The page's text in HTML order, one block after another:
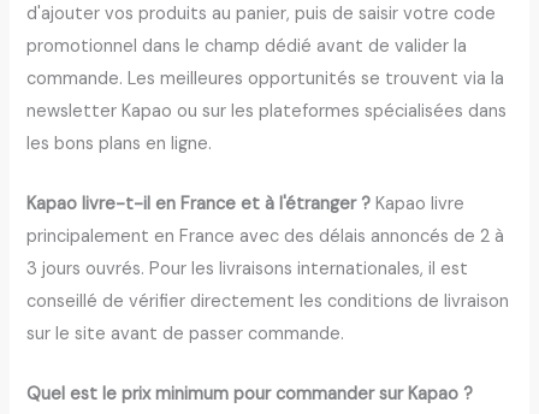
d'ajouter vos produits au panier, puis de saisir votre code
promotionnel dans le champ dédié avant de valider la
commande. Les meilleures opportunités se trouvent via la
newsletter Kapao ou sur les plateformes spécialisées dans
les bons plans en ligne.
Kapao livre-t-il en France et à l'étranger ? Kapao livre
principalement en France avec des délais annoncés de 2 à
3 jours ouvrés. Pour les livraisons internationales, il est
conseillé de vérifier directement les conditions de livraison
sur le site avant de passer commande.
Quel est le prix minimum pour commander sur Kapao ?